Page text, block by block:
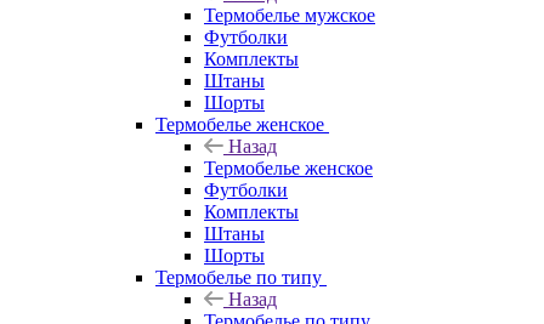
Термобелье мужское
Футболки
Комплекты
Штаны
Шорты
Термобелье женское
Назад
Термобелье женское
Футболки
Комплекты
Штаны
Шорты
Термобелье по типу
Назад